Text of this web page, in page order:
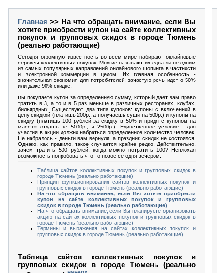
Главная >> На что обращать внимание, если Вы
хотите приобрести купон на сайте коллективных
покупок и групповых скидок в городе Тюмень
(реально работающие)
Сегодня огромную известность во всем мире набирают онлайновые
сервисы коллективных покупок. Многие называют их едва ли не одним
из самых популярных направлений онлайнового шопинга в частности
и электронной коммерции в целом. Их главная особенность -
значительная экономия для потребителей: зачастую речь идет о 50%
или даже 90% скидке.
Вы покупаете купон за определенную сумму, который дает вам право
тратить в 3, а то и в 5 раз меньше в различных ресторанах, клубах,
бильярдных. Существуют два типа купонов: купоны с включенной в
цену скидкой (платишь 200р., а получаешь суши на 500р.) и купоны на
скидку (платишь 100 рублей за скидку в 50% и придя с купоном на
массаж отдашь не 5000р., а 2500р.). Единственное условие - для
участия в акции должно набраться определенное количество человек.
Не набралось - деньги вам вернули, а праздник скидок не состоялся.
Однако, как правило, такое случается крайне редко. Действительно,
зачем тратить 500 рублей, когда можно потратить 100? Неплохая
возможность попробовать что-то новое сегодня вечером.
Таблица сайтов коллективных покупок и групповых скидок в
городе Тюмень (реально работающие)
Принцип функционирования сайтов коллективных покупок и
групповых скидок в городе Тюмень (реально работающие)
На что обращать внимание, если Вы хотите приобрести
купон на сайте коллективных покупок и групповых
скидок в городе Тюмень (реально работающие)
На что обращать внимание, если Вы планируете организовать
акцию на сайтах коллективных покупок и групповых скидок в
городе Тюмень (реально работающие)
Термины и выражения на сайтах коллективных покупок и
групповых скидок в городе Тюмень (реально работающие)
Таблица сайтов коллективных покупок и
групповых скидок в городе Тюмень (реально